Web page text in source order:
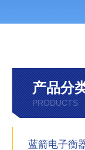
产品分
PRODUCTS
蓝箭电子衡